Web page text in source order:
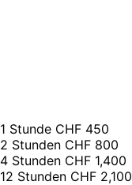
1 Stunde CHF 450
2 Stunden CHF 800
4 Stunden CHF 1,400
12 Stunden CHF 2,100